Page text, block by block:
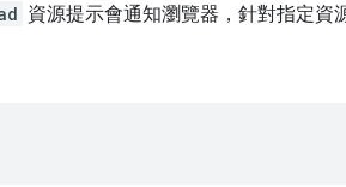
資源提示會通知瀏覽器，針對指定資